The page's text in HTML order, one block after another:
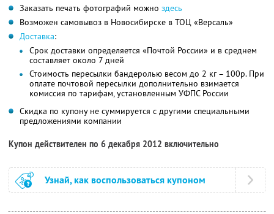
Заказать печать фотографий можно здесь
Возможен самовывоз в Новосибирске в ТОЦ «Версаль»
Доставка:
Срок доставки определяется «Почтой России» и в среднем
составляет около 7 дней
Стоимость пересылки бандеролью весом до 2 кг – 100р. При
оплате почтовой пересылки дополнительно взимается
комиссия по тарифам, установленным УФПС России
Скидка по купону не суммируется с другими специальными
предложениями компании
Купон действителен по 6 декабря 2012 включительно
Узнай, как воспользоваться купоном